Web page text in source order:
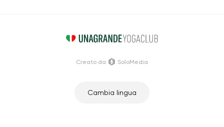
Cambia lingua
Creato da SoloMedia